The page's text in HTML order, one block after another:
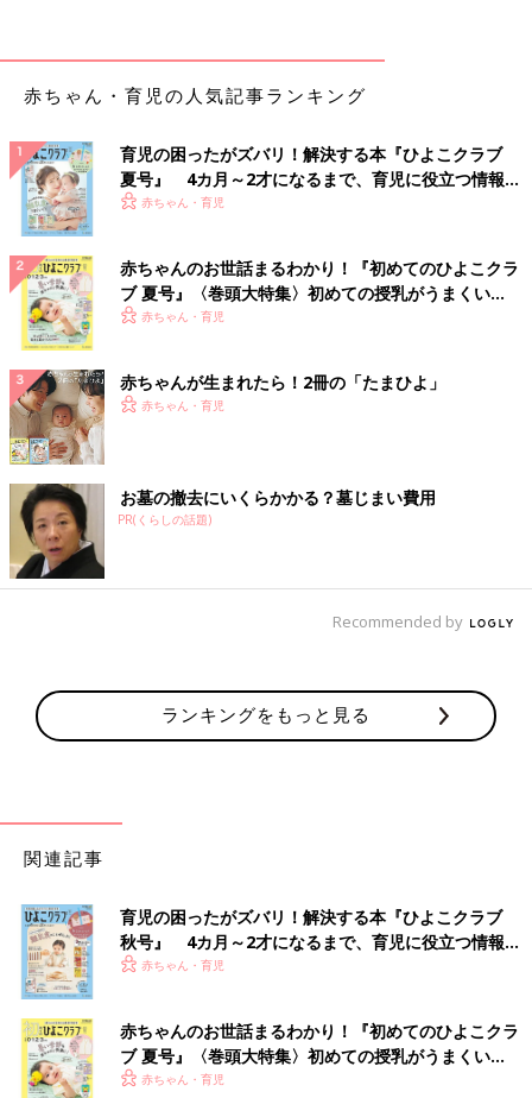
「スズメをいただいたことがあります。
記憶が」
■ かき氷と青ガエルの卵
「横浜の中華街で青ガエルの卵を食べました。かき氷にのってい
て味はよく覚えていませんが、当時、彼氏だった夫がドン引きし
ていたのだけはよく覚えています」
■ 口の中に刺さったサソリの素揚げ
ストランで出てきました。サソリが口の中にささって痛かった記
憶があります。そして、おいしくはなかったような…。カエルは
ササミみたいでおいしかったです」
■ ゴマ団子かと思ったらアリだった！
「アリを食べたことがあります。
中国で薬膳料理のフルコースを食べたときのことです。デザート
にゴマ団子が出たと思ったら、黒くまぶされてたのはゴマ団子で
食べると、アリの足が口の内側にささって、かすかにチクチクし
新たな珍味に出遭うと、まだ知らないことが多いこ
とを実感
まだ知らない食べ物がありそうですね。
「食べることが大好き！」と自負するエッセイストの鳥居りんこ
「みなさん、なかなかすごい食べ物に遭遇されてますね～。
私もフィリピンでバロット（あひるの孵化途中の茹で卵）を見せ
られたときは衝撃でしたが、逆にフィリピンの人に、お返しとば
ございます。（聞くところによると、卵を生食する文化は世界広
しと言え、日本だけだそうです）卵というくくりでは同じはずな
んですが、所変われば品変わるということなのでございましょ
赤ちゃん・育児の人気記事ランキング
育児の困ったがズバリ！解決する本『ひよこクラブ
夏号』 4カ月～2才になるまで、育児に役立つ情報が
いっぱい！
赤ちゃん・育児
赤ちゃんのお世話まるわかり！『初めてのひよこクラ
ブ 夏号』〈巻頭大特集〉初めての授乳がうまくい
く！ おっぱい・ミルクの基本と夏のトラブル 解決テ
赤ちゃん・育児
赤ちゃんが生まれたら！2冊の「たまひよ」
赤ちゃん・育児
お墓の撤去にいくらかかる？墓じまい費用
PR(くらしの話題)
Recommended by
ランキングをもっと見る
関連記事
育児の困ったがズバリ！解決する本『ひよこクラブ
秋号』 4カ月～2才になるまで、育児に役立つ情報が
いっぱい！
赤ちゃん・育児
赤ちゃんのお世話まるわかり！『初めてのひよこクラ
ブ 夏号』〈巻頭大特集〉初めての授乳がうまくい
く！ おっぱい・ミルクの基本と夏のトラブル 解決テ
赤ちゃん・育児